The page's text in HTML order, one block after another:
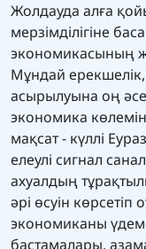
Жолдауда алға
мерзімділігіне
экономикасының
Мұндай ерекшелік,
асырылуына оң
экономика көлемін
мақсат - күллі
елеулі сигнал
ахуалдың
әрі өсуін көрсетіп
экономиканы
бастамалары,